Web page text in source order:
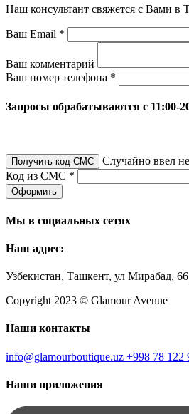
Наш консультант свяжется с Вами в
Ваш Email *
Ваш комментарий
Ваш номер телефона *
Запросы обрабатываются с 11:00-
Получить код СМС
Случайно ввел
Код из СМС *
Оформить
Мы в социальных сетях
Наш адрес:
Узбекистан, Ташкент, ул Мирабад,
Copyright 2023 © Glamour Avenue
Наши контакты
info@glamourboutique.uz +998 78 122
Наши приложения